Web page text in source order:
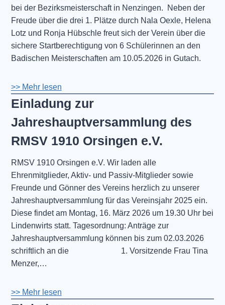
bei der Bezirksmeisterschaft in Nenzingen. Neben der
Freude über die drei 1. Plätze durch Nala Oexle, Helena
Lotz und Ronja Hübschle freut sich der Verein über die
sichere Startberechtigung von 6 Schülerinnen an den
Badischen Meisterschaften am 10.05.2026 in Gutach.
>> Mehr lesen
Einladung zur
Jahreshauptversammlung des
RMSV 1910 Orsingen e.V.
RMSV 1910 Orsingen e.V. Wir laden alle
Ehrenmitglieder, Aktiv- und Passiv-Mitglieder sowie
Freunde und Gönner des Vereins herzlich zu unserer
Jahreshauptversammlung für das Vereinsjahr 2025 ein.
Diese findet am Montag, 16. März 2026 um 19.30 Uhr bei
Lindenwirts statt. Tagesordnung: Anträge zur
Jahreshauptversammlung können bis zum 02.03.2026
schriftlich an die 1. Vorsitzende Frau Tina
Menzer,…
>> Mehr lesen